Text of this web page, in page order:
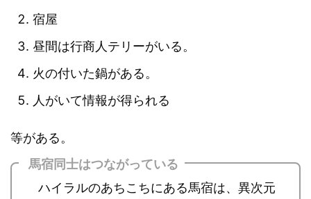
宿屋
昼間は行商人テリーがいる。
火の付いた鍋がある。
人がいて情報が得られる
等がある。
馬宿同士はつながっている
ハイラルのあちこちにある馬宿は、異次元